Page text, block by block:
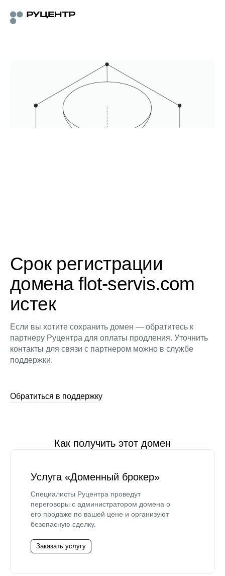
Срок регистрации
домена flot-servis.com
истек
Если вы хотите сохранить домен — обратитесь к
партнеру Руцентра для оплаты продления. Уточнить
контакты для связи с партнером можно в службе
поддержки.
Обратиться в поддержку
Как получить этот домен
Услуга «Доменный брокер»
Специалисты Руцентра проведут
переговоры с администратором домена о
его продаже по вашей цене и организуют
безопасную сделку.
Заказать услугу